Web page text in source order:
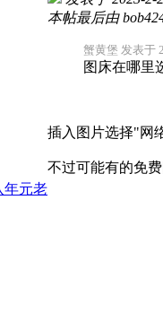
本帖最后由
蟹黄堡 发表于
图床在哪里
插入图片选择"网
不过可能有的免